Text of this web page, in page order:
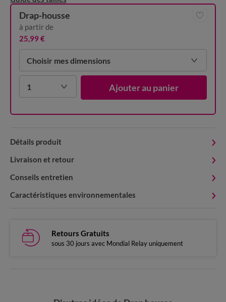
Choisir mes dimensions
1 Ajouter au panier
Drap-housse
à partir de
25,99 €
Détails produit
Livraison et retour
Conseils entretien
Caractéristiques environnementales
Retours Gratuits
sous 30 jours avec Mondial Relay uniquement